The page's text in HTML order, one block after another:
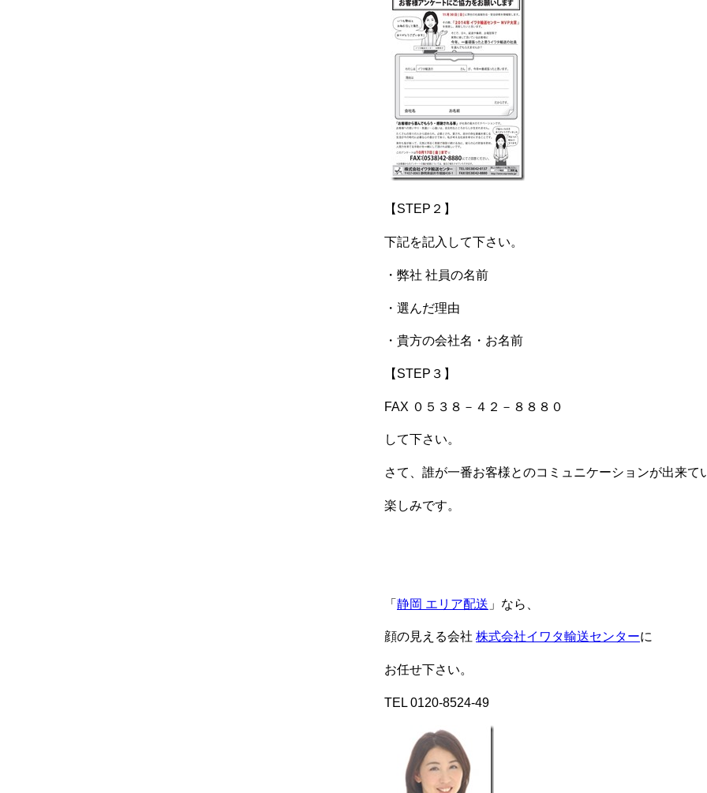
【STEP２】
下記を記入して下さい。
・弊社 社員の名前
・選んだ理由
・貴方の会社名・お名前
【STEP３】
FAX ０５３８－４２－８８８０
して下さい。
さて、誰が一番お客様とのコミュニケーションが出来て
楽しみです。
「 静岡 エリア配送 」なら、
顔の見える会社 株式会社イワタ輸送センターに
お任せ下さい。
TEL 0120-8524-49